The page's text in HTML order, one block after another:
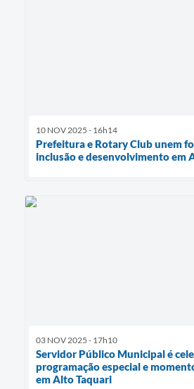
10 NOV 2025 - 16h14
Prefeitura e Rotary Club unem
inclusão e desenvolvimento em
03 NOV 2025 - 17h10
Servidor Público Municipal é
programação especial e
em Alto Taquari